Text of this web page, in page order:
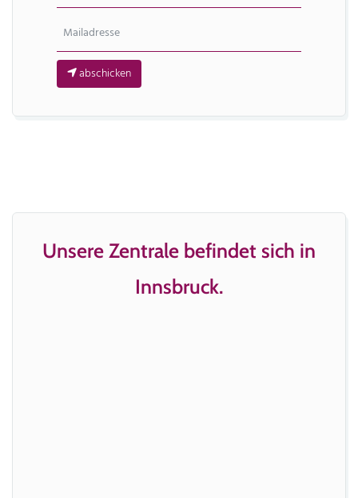
abschicken
Unsere Zentrale befindet sich in
Innsbruck.